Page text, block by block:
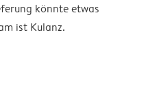
könnte etwas
ist Kulanz.